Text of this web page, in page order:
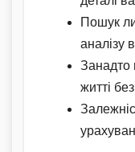
Пошук
аналізу
Занадто
житті